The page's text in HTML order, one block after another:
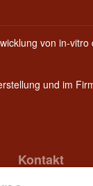
von in-
und im
Kontakt